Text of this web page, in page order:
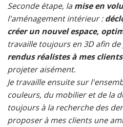
Seconde étape, lamise en
l'aménagement intérieur :
créer un nouvel espace,
travaille toujours en 3D afin
rendus réalistes à mes clients
projeter aisément.
Je travaille ensuite sur
couleurs, du mobilier et de la
toujours à la recherche des
proposer à mes clients une